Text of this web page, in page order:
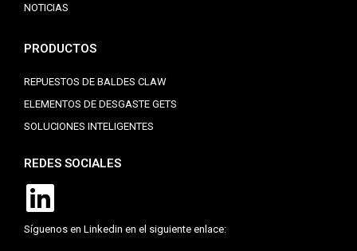
NOTICIAS
PRODUCTOS
REPUESTOS DE BALDES CLAW
ELEMENTOS DE DESGASTE GETS
SOLUCIONES INTELIGENTES
REDES SOCIALES
Síguenos en Linkedin en el siguiente enlace: